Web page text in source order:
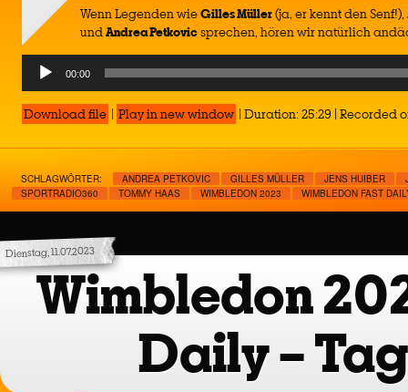
Wenn Legenden wieGilles Müller(ja, er kennt den Senf!),
undAndrea Petkovicsprechen, hören wir natürlich
Audio
Player
00:00
Download file | Play in new window | Duration: 25:29 | Recorded
SCHLAGWÖRTER: ANDREA PETKOVIC GILLES MÜLLER JENS HUIBER
SPORTRADIO360
TOMMY HAAS WIMBLEDON 2023 WIMBLEDON FAST
Dienstag, 11.07.2023
Wimbledon
Daily –